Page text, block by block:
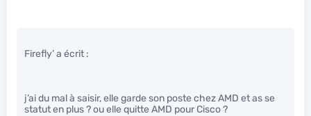
Firefly’ a écrit :
j’ai du mal à saisir, elle garde son poste chez AMD et as se
statut en plus ? ou elle quitte AMD pour Cisco ?